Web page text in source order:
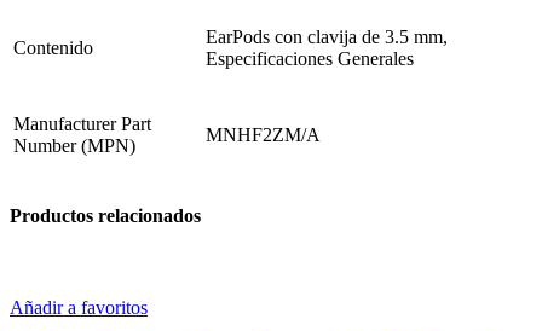
Contenido
EarPods con clavija de 3.5 mm,
Especificaciones Generales
Manufacturer Part
Number (MPN)
MNHF2ZM/A
Productos relacionados
Añadir a favoritos